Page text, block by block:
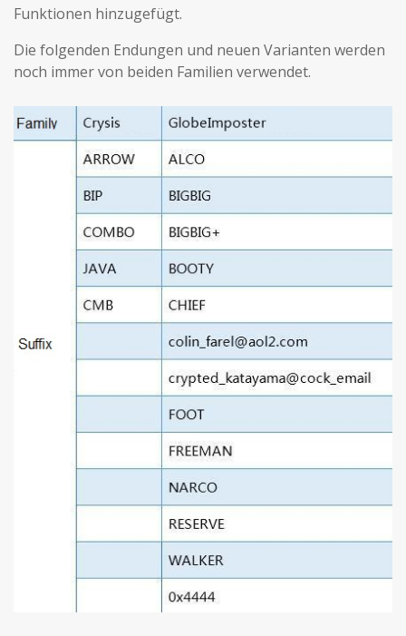
Funktionen hinzugefügt.
Die folgenden Endungen und neuen Varianten werden
noch immer von beiden Familien verwendet.